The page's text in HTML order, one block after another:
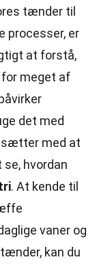
tænder til
processer, er
at forstå,
meget af
det med
med at
hvordan
. At kende til
vaner og
kan du